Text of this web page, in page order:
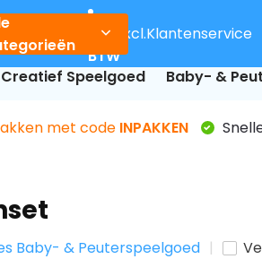
Incl.
Excl.
BTW
Klantenservice
Speelgoed Baby- &
met code INPAKKEN
Baby- & Peuterspeelgoed